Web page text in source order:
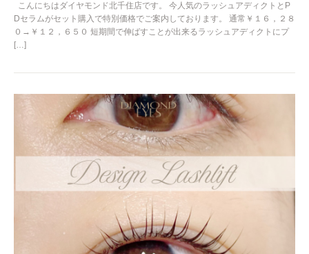
こんにちはダイヤモンド北千住店です。 今人気のラッシュアディクトとP
Dセラムがセット購入で特別価格でご案内しております。 通常￥１６，２８
０→￥１２，６５０ 短期間で伸ばすことが出来るラッシュアディクトにプ
[…]